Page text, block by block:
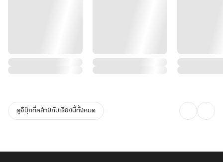
ดูอีบุ๊กที่คล้ายกับเรื่องนี้ทั้งหมด